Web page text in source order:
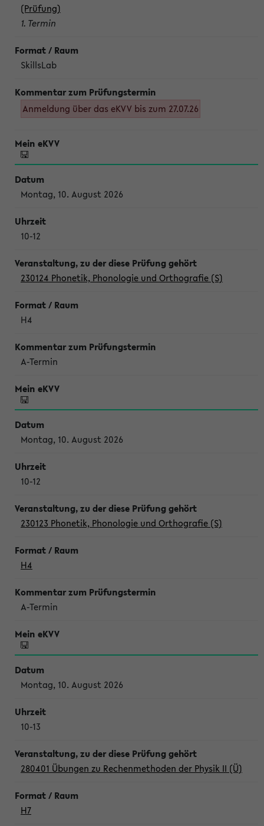
(Prüfung)
1. Termin
SkillsLab
Anmeldung über das eKVV bis zum 27.07.26
Montag, 10. August 2026
10-12
230124 Phonetik, Phonologie und Orthografie (S)
H4
A-Termin
Montag, 10. August 2026
10-12
230123 Phonetik, Phonologie und Orthografie (S)
H4
A-Termin
Montag, 10. August 2026
10-13
280401 Übungen zu Rechenmethoden der Physik II (Ü)
H7